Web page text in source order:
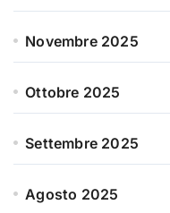
Novembre 2025
Ottobre 2025
Settembre 2025
Agosto 2025